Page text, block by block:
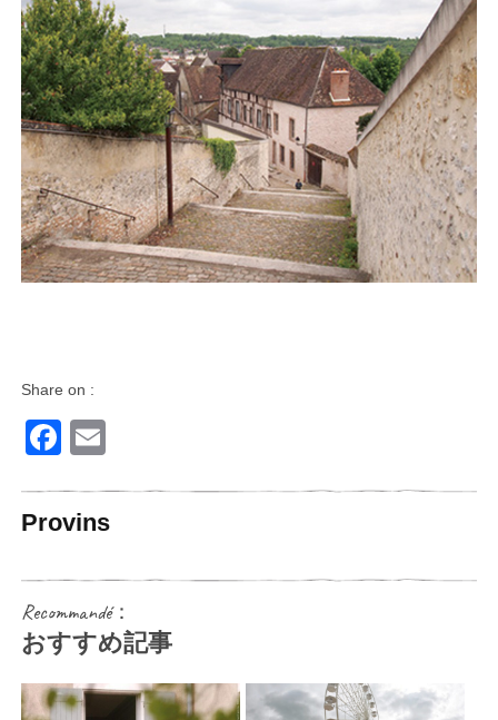
Share on :
Facebook
Provins
Recommandé：
おすすめ記事